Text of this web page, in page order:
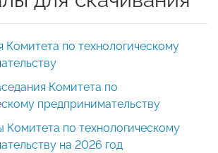
Комитета по технологическому
Комитета по
предпринимательству
Комитета по технологическому
на 2026 год